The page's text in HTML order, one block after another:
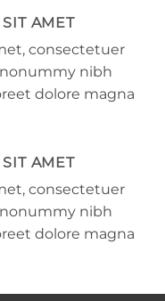
AMET
consectetuer
nibh
dolore magna
AMET
consectetuer
nibh
dolore magna